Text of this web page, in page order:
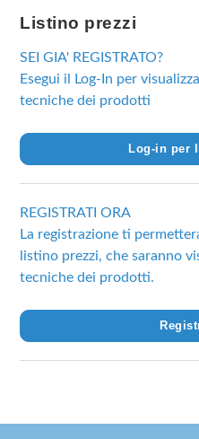
Listino prezzi
SEI GIA' REGISTRATO?
Esegui il Log-In per
tecniche dei prodotti
Log-in per
REGISTRATI ORA
La registrazione ti
listino prezzi, che saranno
tecniche dei prodotti.